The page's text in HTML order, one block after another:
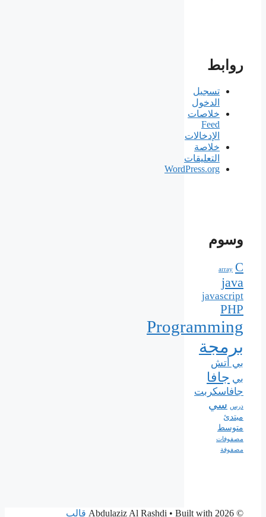
روابط
تسجيل
الدخول
خلاصات
Feed
الإدخالات
خلاصة
التعليقات
WordPress.org
وسوم
array C
java
javascript
PHP
Programming
برمجة
بي أتش
بي جافا
جافاسكربت
درس سي
مبتدئ
متوسط
مصفوفات
مصفوفة
© 2026 Abdulaziz Al Rashdi
• Built with قالب